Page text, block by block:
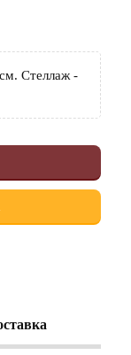
Стеллаж -